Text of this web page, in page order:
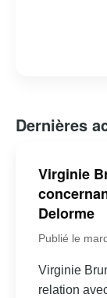
Dernières
Virginie
Delorme
Publié le
Virginie
relation